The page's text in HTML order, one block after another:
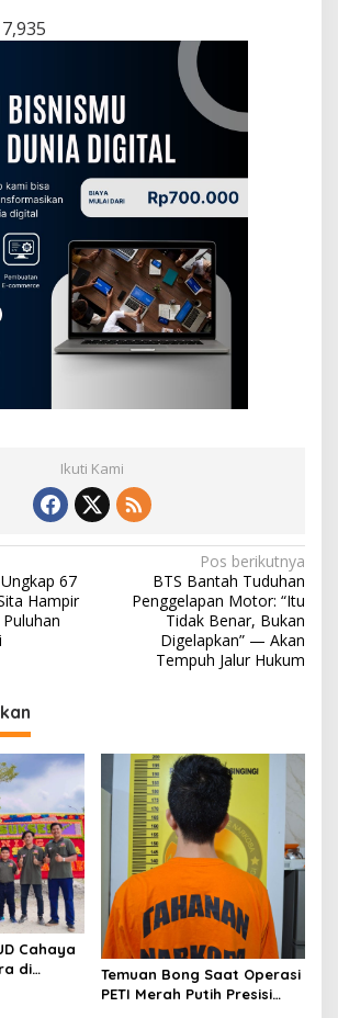
7,935
Ikuti Kami
67
Hampir
Pos berikutnya
BTS Bantah Tuduhan
Penggelapan Motor: “Itu
Tidak Benar, Bukan
Digelapkan” — Akan
Tempuh Jalur Hukum
Cahaya
di
Temuan Bong Saat Operasi
PETI Merah Putih Presisi